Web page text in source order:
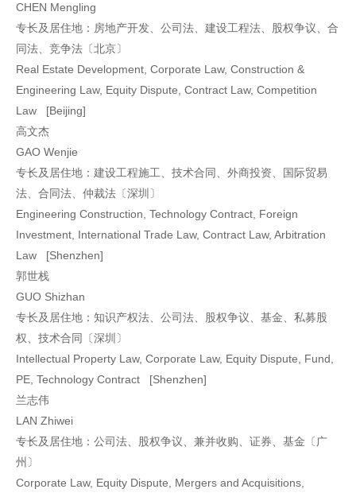
CHEN Mengling
专长及居住地：房地产开发、公司法、建设工程法、股权争议、合
同法、竞争法〔北京〕
Real Estate Development, Corporate Law, Construction &
Engineering Law, Equity Dispute, Contract Law, Competition
Law [Beijing]
高文杰
GAO Wenjie
专长及居住地：建设工程施工、技术合同、外商投资、国际贸易
法、合同法、仲裁法〔深圳〕
Engineering Construction, Technology Contract, Foreign
Investment, International Trade Law, Contract Law, Arbitration
Law [Shenzhen]
郭世栈
GUO Shizhan
专长及居住地：知识产权法、公司法、股权争议、基金、私募股
权、技术合同〔深圳〕
Intellectual Property Law, Corporate Law, Equity Dispute, Fund,
PE, Technology Contract [Shenzhen]
兰志伟
LAN Zhiwei
专长及居住地：公司法、股权争议、兼并收购、证券、基金〔广
州〕
Corporate Law, Equity Dispute, Mergers and Acquisitions,